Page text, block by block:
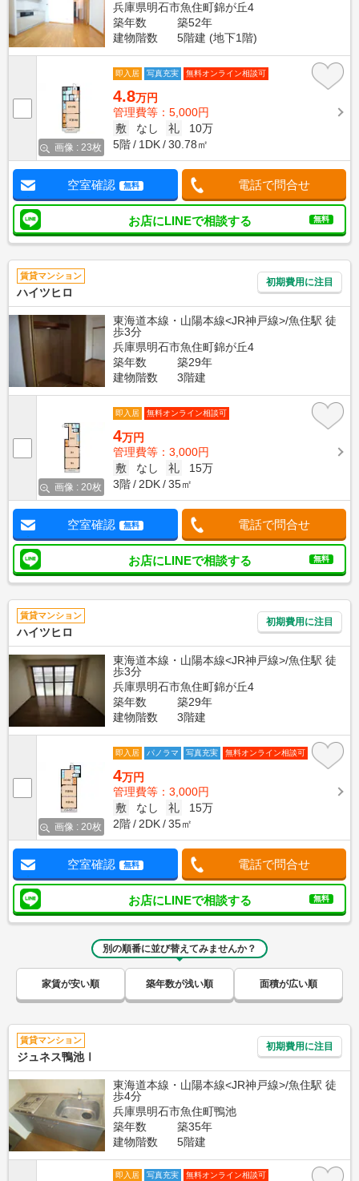
兵庫県明石市魚住町錦が丘4
築年数
築52年
建物階数
5階建 (地下1階)
画像 : 23枚
即入居 写真充実 無料オンライン相談可
4.8万円
管理費等：5,000円
敷
なし 礼
10万
5階
1DK 30.78㎡
空室確認 無料 電話で問合せ
お店にLINEで相談する 無料
賃貸マンション
ハイツヒロ
初期費用に注目
東海道本線・山陽本線<JR神戸線>/魚住駅 徒
歩3分
兵庫県明石市魚住町錦が丘4
築年数
築29年
建物階数
3階建
画像 : 20枚
即入居 無料オンライン相談可
4万円
管理費等：3,000円
敷
なし 礼
15万
3階
2DK 35㎡
空室確認 無料 電話で問合せ
お店にLINEで相談する 無料
賃貸マンション
ハイツヒロ
初期費用に注目
東海道本線・山陽本線<JR神戸線>/魚住駅 徒
歩3分
兵庫県明石市魚住町錦が丘4
築年数
築29年
建物階数
3階建
画像 : 20枚
即入居 パノラマ 写真充実 無料オンライン相談可
4万円
管理費等：3,000円
敷
なし 礼
15万
2階
2DK 35㎡
空室確認 無料 電話で問合せ
お店にLINEで相談する 無料
別の順番に並び替えてみませんか？
家賃が安い順 築年数が浅い順 面積が広い順
賃貸マンション
ジュネス鴨池Ⅰ
初期費用に注目
東海道本線・山陽本線<JR神戸線>/魚住駅 徒
歩4分
兵庫県明石市魚住町鴨池
築年数
築35年
建物階数
5階建
即入居 写真充実 無料オンライン相談可